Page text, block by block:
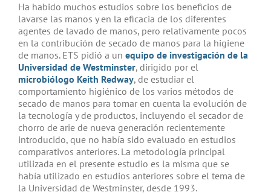
Ha habido muchos estudios sobre los beneficios de
lavarse las manos y en la eficacia de los diferentes
agentes de lavado de manos, pero relativamente pocos
en la contribución de secado de manos para la higiene
de manos. ETS pidió a un equipo de investigación de la
Universidad de Westminster, dirigido por el
microbiólogo Keith Redway, de estudiar el
comportamiento higiénico de los varios métodos de
secado de manos para tomar en cuenta la evolución de
la tecnología y de productos, incluyendo el secador de
chorro de arie de nueva generación recientemente
introducido, que no había sido evaluado en estudios
comparativos anteriores. La metodología principal
utilizada en el presente estudio es la misma que se
había utilizado en estudios anteriores sobre el tema de
la Universidad de Westminster, desde 1993.